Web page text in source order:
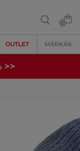
OUTLET MÁRKÁK
>>